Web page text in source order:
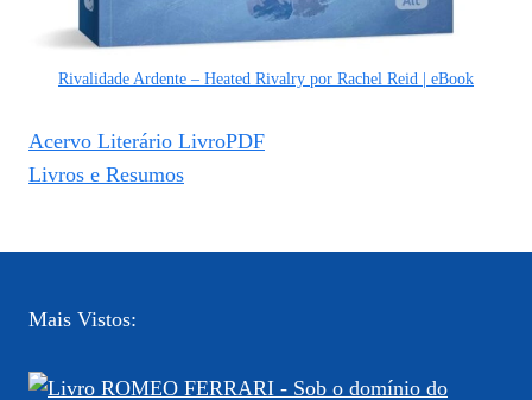
Rivalidade Ardente – Heated Rivalry por Rachel Reid | eBook
Acervo Literário LivroPDF
Livros e Resumos
Mais Vistos: